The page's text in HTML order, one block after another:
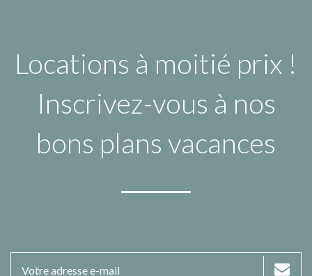
Locations à moitié prix !
Inscrivez-vous à nos
bons plans vacances